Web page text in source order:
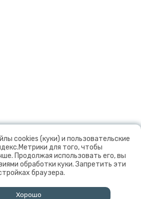
cookies (куки) и пользовательские
для того, чтобы
Продолжая использовать его, вы
обработки куки. Запретить эти
браузера.
Хорошо